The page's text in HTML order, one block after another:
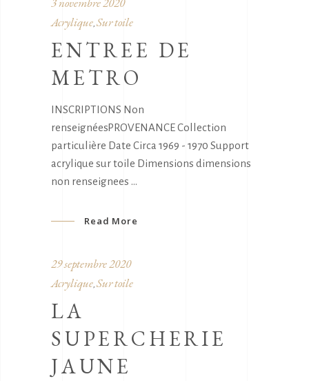
Acrylique Sur toile
ENTREE DE
METRO
INSCRIPTIONS Non
renseignéesPROVENANCE Collection
particulière Date Circa 1969 - 1970 Support
acrylique sur toile Dimensions dimensions
non renseignees
Read More
29 septembre 2020
Acrylique, Sur toile
LA
SUPERCHERIE
JAUNE